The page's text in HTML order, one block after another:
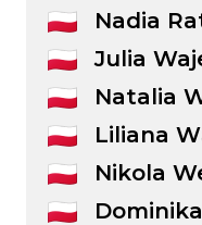
Nadia
Julia
Natalia
Liliana
Nikola